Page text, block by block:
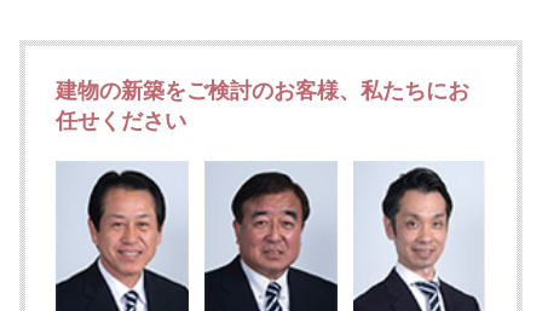
建物の新築をご検討のお客様、私たちにお
任せください